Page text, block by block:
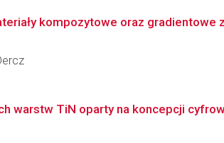
kompozytowe oraz
warstw TiN oparty na koncepcji